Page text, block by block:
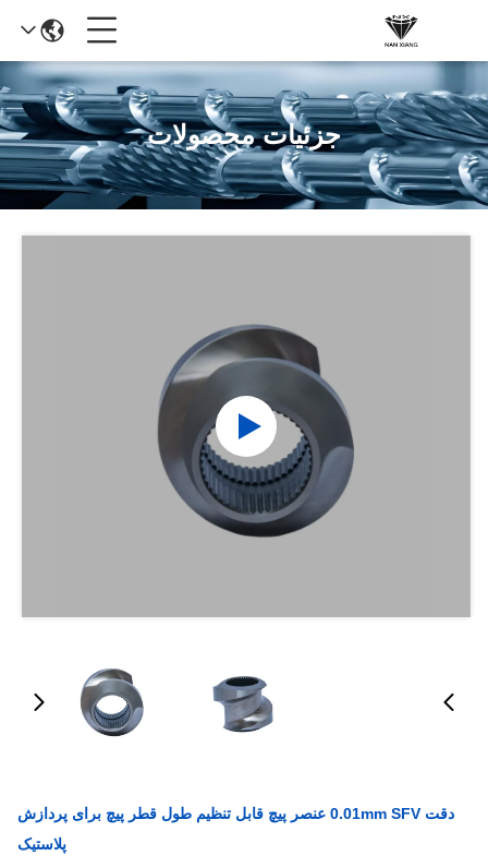
جزئیات محصولات
دقت 0.01mm SFV عنصر پیچ قابل تنظیم طول قطر پیچ برای پردازش
پلاستیک